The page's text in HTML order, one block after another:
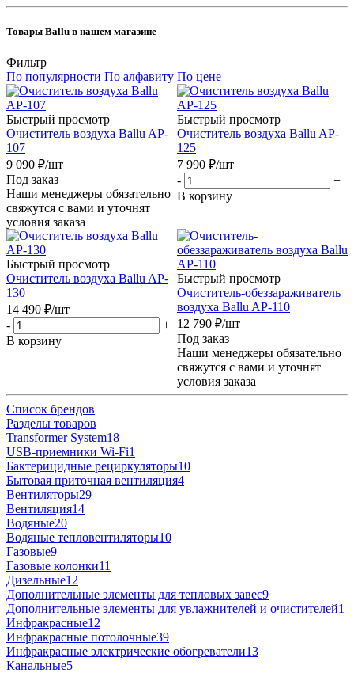
Товары Ballu в нашем магазине
Фильтр
По популярности По алфавиту По цене
Быстрый просмотр
Очиститель воздуха Ballu AP-
107
9 090 ₽/шт
Под заказ
Наши менеджеры обязательно
свяжутся с вами и уточнят
условия заказа
Быстрый просмотр
Очиститель воздуха Ballu AP-
125
7 990 ₽/шт
-
+
В корзину
Быстрый просмотр
Очиститель воздуха Ballu AP-
130
14 490 ₽/шт
-
+
В корзину
Быстрый просмотр
Очиститель-обеззараживатель
воздуха Ballu AP-110
12 790 ₽/шт
Под заказ
Наши менеджеры обязательно
свяжутся с вами и уточнят
условия заказа
Список брендов
Разделы товаров
Transformer System18
USB-приемники Wi-Fi1
Бактерицидные рециркуляторы10
Бытовая приточная вентиляция4
Вентиляторы29
Вентиляция14
Водяные20
Водяные тепловентиляторы10
Газовые9
Газовые колонки11
Дизельные12
Дополнительные элементы для тепловых завес9
Дополнительные элементы для увлажнителей и очистителей1
Инфракрасные12
Инфракрасные потолочные39
Инфракрасные электрические обогреватели13
Канальные5